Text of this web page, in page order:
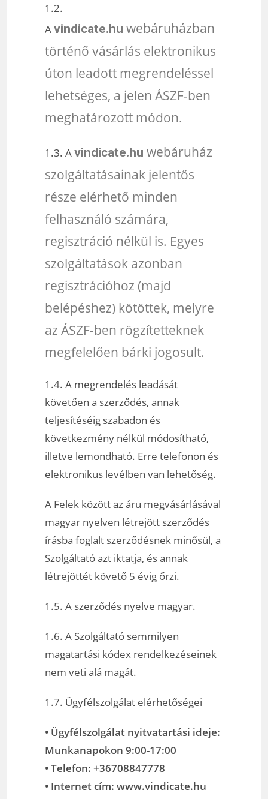
1.2.
Avindicate.hu webáruházban
történő vásárlás elektronikus
úton leadott megrendeléssel
lehetséges, a jelen ÁSZF-ben
meghatározott módon.
1.3. Avindicate.hu webáruház
szolgáltatásainak jelentős
része elérhető minden
felhasználó számára,
regisztráció nélkül is. Egyes
szolgáltatások azonban
regisztrációhoz (majd
belépéshez) kötöttek, melyre
az ÁSZF-ben rögzítetteknek
megfelelően bárki jogosult.
1.4. A megrendelés leadását
követően a szerződés, annak
teljesítéséig szabadon és
következmény nélkül módosítható,
illetve lemondható. Erre telefonon és
elektronikus levélben van lehetőség.
A Felek között az áru megvásárlásával
magyar nyelven létrejött szerződés
írásba foglalt szerződésnek minősül, a
Szolgáltató azt iktatja, és annak
létrejöttét követő 5 évig őrzi.
1.5. A szerződés nyelve magyar.
1.6. A Szolgáltató semmilyen
magatartási kódex rendelkezéseinek
nem veti alá magát.
1.7. Ügyfélszolgálat elérhetőségei
• Ügyfélszolgálat nyitvatartási ideje:
Munkanapokon 9:00-17:00
• Telefon: +36708847778
• Internet cím: www.vindicate.hu